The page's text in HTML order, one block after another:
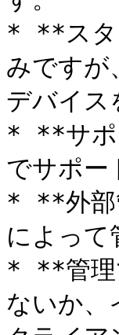
* **スタ
みです
デバイス
* **サポ
でサポー
* **外部
によって
* **管理
ないか、